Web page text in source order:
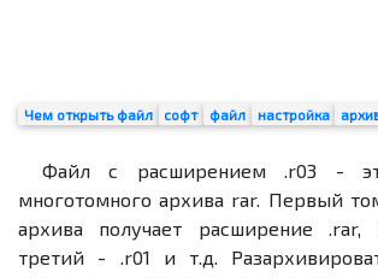
Чем открыть файл софт файл настройка
Файл с расширением .r03 -
многотомного архива rar. Первый
архива получает расширение
третий - .r01 и т.д.